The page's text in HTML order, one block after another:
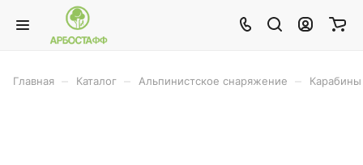
Главная Каталог Альпинистское снаряжение